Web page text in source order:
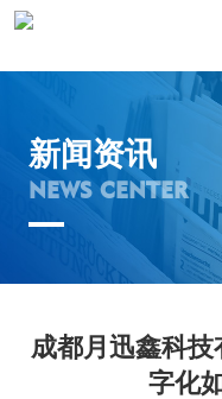
新闻资讯
NEWS CENTER
成都月迅鑫科
字化